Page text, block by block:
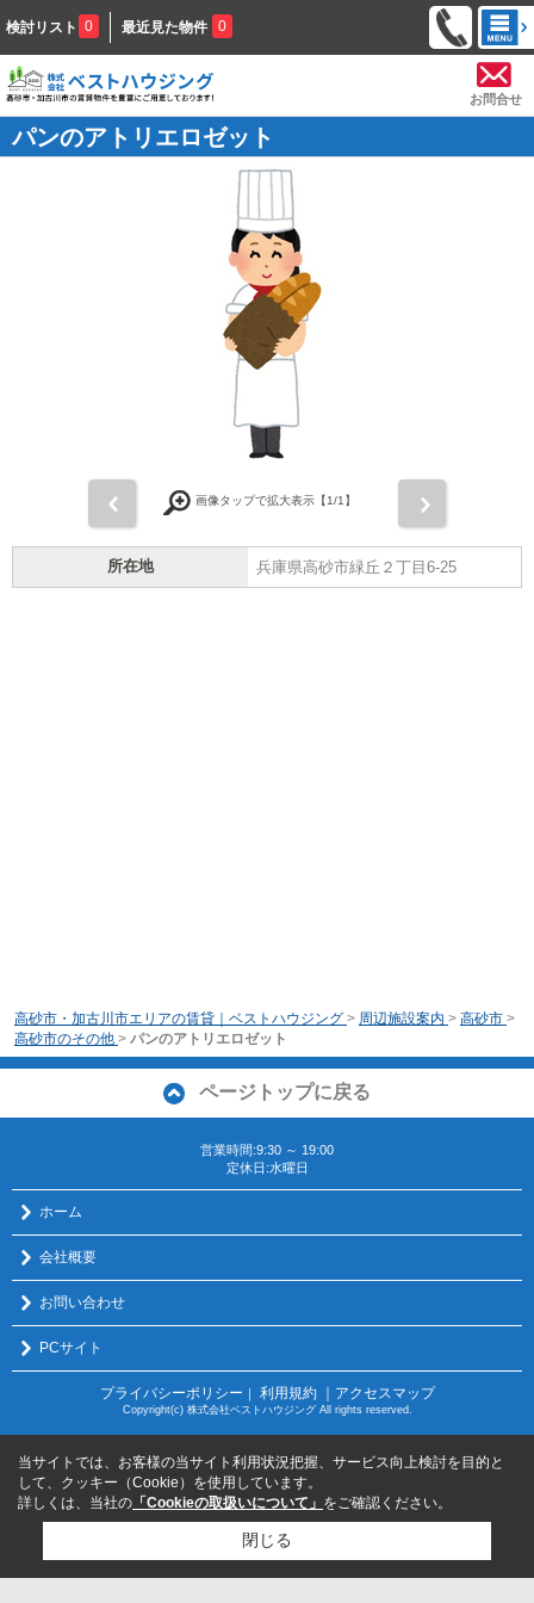
検討リスト 0 最近見た物件 0
お問合せ
パンのアトリエロゼット
画像タップで拡大表示【1/1】
所在地 兵庫県高砂市緑丘２丁目6-25
高砂市・加古川市エリアの賃貸｜ベストハウジング > 周辺施設案内 > 高砂市 >
高砂市のその他 > パンのアトリエロゼット
ページトップに戻る
営業時間:9:30 ～ 19:00
定休日:水曜日
ホーム
会社概要
お問い合わせ
PCサイト
プライバシーポリシー ｜ 利用規約 ｜アクセスマップ
Copyright(c) 株式会社ベストハウジング All rights reserved.
当サイトでは、お客様の当サイト利用状況把握、サービス向上検討を目的と
して、クッキー（Cookie）を使用しています。
詳しくは、当社の 「Cookieの取扱いについて」 をご確認ください。
閉じる